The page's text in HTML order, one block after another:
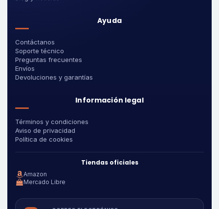
Ayuda
Contáctanos
Soporte técnico
Preguntas frecuentes
Envíos
Devoluciones y garantías
Información legal
Términos y condiciones
Aviso de privacidad
Política de cookies
Tiendas oficiales
Amazon
Mercado Libre